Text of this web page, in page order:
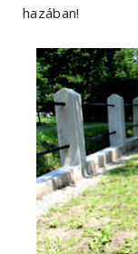
hazában!